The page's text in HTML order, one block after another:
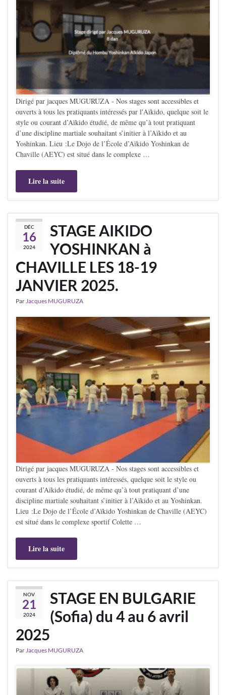
Dirigé par jacques MUGURUZA - Nos stages sont accessibles et
ouverts à tous les pratiquants intéressés par l'Aïkido, quelque soit le
style ou courant d’Aïkido étudié, de même qu’à tout pratiquant
d’une discipline martiale souhaitant s’initier à l’Aïkido et au
Yoshinkan. Lieu :Le Dojo de l’École d’Aïkido Yoshinkan de
Chaville (AEYC) est situé dans le complexe …
Lire la suite
DÉC
16
2024
STAGE AIKIDO
YOSHINKAN à
CHAVILLE LES 18-19
JANVIER 2025.
ParJacques MUGURUZA
Dirigé par jacques MUGURUZA - Nos stages sont accessibles et
ouverts à tous les pratiquants intéressés, quelque soit le style ou
courant d’Aïkido étudié, de même qu’à tout pratiquant d’une
discipline martiale souhaitant s’initier à l’Aïkido et au Yoshinkan.
Lieu :Le Dojo de l’École d’Aïkido Yoshinkan de Chaville (AEYC)
est situé dans le complexe sportif Colette …
Lire la suite
NOV
21
2024
STAGE EN BULGARIE
(Sofia) du 4 au 6 avril
2025
ParJacques MUGURUZA